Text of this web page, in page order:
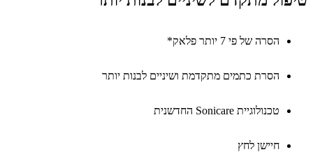
הסרה של פי 7 יותר פלאק*
הסרת כתמים מתקדמת ושיניים לבנות יותר
טכנולוגיית Sonicare החדשנית
חיישן לחץ